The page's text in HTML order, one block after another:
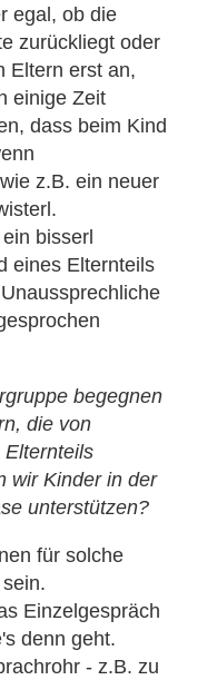
egal, ob die
zurückliegt oder
Eltern erst an,
einige Zeit
dass beim Kind
z.B. ein neuer
bisserl
eines Elternteils
begegnen
die von
Elternteils
wir Kinder in der
unterstützen?
für solche
Einzelgespräch
denn geht.
- z.B. zu